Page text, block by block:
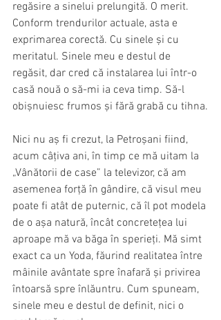
regăsire a sinelui prelungită. O merit.
Conform trendurilor actuale, asta e
exprimarea corectă. Cu sinele și cu
meritatul. Sinele meu e destul de
regăsit, dar cred că instalarea lui într-o
casă nouă o să-mi ia ceva timp. Să-l
obișnuiesc frumos și fără grabă cu tihna.
Nici nu aș fi crezut, la Petroșani fiind,
acum câțiva ani, în timp ce mă uitam la
„Vânătorii de case” la televizor, că am
asemenea forță în gândire, că visul meu
poate fi atât de puternic, că îl pot modela
de o așa natură, încât concretețea lui
aproape mă va băga în sperieți. Mă simt
exact ca un Yoda, făurind realitatea între
mâinile avântate spre înafară și privirea
întoarsă spre înlăuntru. Cum spuneam,
sinele meu e destul de definit, nici o